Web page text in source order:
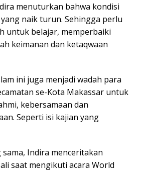
menuturkan bahwa kondisi
naik turun. Sehingga perlu
untuk belajar, memperbaiki
keimanan dan ketaqwaan
ini juga menjadi wadah para
se-Kota Makassar untuk
kebersamaan dan
Seperti isi kajian yang
Indira menceritakan
saat mengikuti acara World